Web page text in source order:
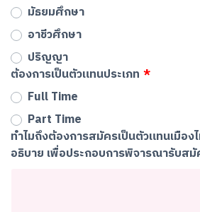
มัธยมศึกษา
อาชีวศึกษา
ปริญญา
ต้องการเป็นตัวแทนประเภท
Full Time
Part Time
ทำไมถึงต้องการสมัครเป็นตัวแทนเมือง
อธิบาย เพื่อประกอบการพิจารณารับส